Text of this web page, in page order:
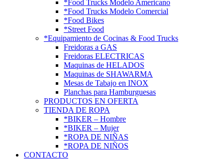
*Food Trucks Modelo Americano
*Food Trucks Modelo Comercial
*Food Bikes
*Street Food
*Equipamiento de Cocinas & Food Trucks
Freidoras a GAS
Freidoras ELECTRICAS
Maquinas de HELADOS
Maquinas de SHAWARMA
Mesas de Tabajo en INOX
Planchas para Hamburguesas
PRODUCTOS EN OFERTA
TIENDA DE ROPA
*BIKER – Hombre
*BIKER – Mujer
*ROPA DE NIÑAS
*ROPA DE NIÑOS
CONTACTO